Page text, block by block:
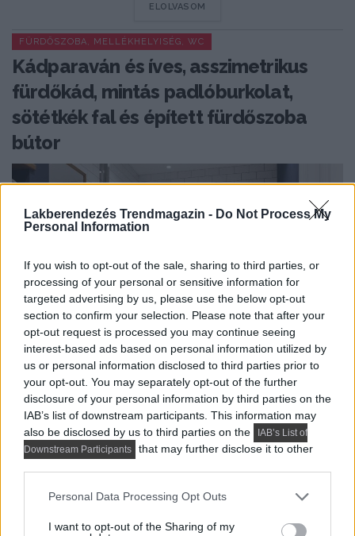
Lakberendezés Trendmagazin - Do Not Process My
Personal Information
If you wish to opt-out of the sale, sharing to third parties, or
processing of your personal or sensitive information for
targeted advertising by us, please use the below opt-out
section to confirm your selection. Please note that after your
opt-out request is processed you may continue seeing
interest-based ads based on personal information utilized by
us or personal information disclosed to third parties prior to
your opt-out. You may separately opt-out of the further
disclosure of your personal information by third parties on the
IAB’s list of downstream participants. This information may
also be disclosed by us to third parties on the
IAB’s List of
Downstream Participants
that may further disclose it to other
Please note that this website/app uses one or more Google
not limited to your visit or usage behaviour. You may click to
Personal Data Processing Opt Outs
I want to opt-out of the Sharing of my
ELOLVASOM
FÜRDŐSZOBA, MELLÉKHELYISÉG, WC
Kádparaván és íves, asszimetrikus
fürdőkád, mintás padlóburkolat,
sötétkék fal és épített fürdőszoba
bútor
Fürdőszoba - kádparaván és íves, asszimetrikus
fürdőkád, mintás padlóburkolat, sötétkék fal és épített
fürdőszoba bútor, fa...
LAKÁSDEKORÁCIÓ ÖTLETEK